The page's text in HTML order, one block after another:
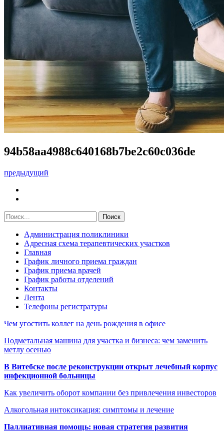
94b58aa4988c640168b7be2c60c036de
предыдущий
Администрация поликлиники
Адресная схема терапевтических участков
Главная
График личного приема граждан
График приема врачей
График работы отделений
Контакты
Лента
Телефоны регистратуры
Чем угостить коллег на день рождения в офисе
Подметальная машина для участка и бизнеса: чем заменить
метлу осенью
В Витебске после реконструкции открыт лечебный корпус
инфекционной больницы
Как увеличить оборот компании без привлечения инвесторов
Алкогольная интоксикация: симптомы и лечение
Паллиативная помощь: новая стратегия развития